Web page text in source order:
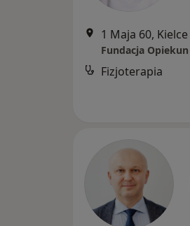
1 Maja 60, Kielce
Fundacja Opiekun
Fizjoterapia